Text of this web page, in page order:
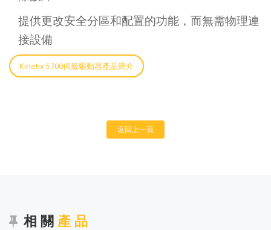
提供更改安全分區和配置的功能，而無需物理連
接設備
Kinetix 5700伺服驅動器產品簡介
返回上一頁
相 關 產 品